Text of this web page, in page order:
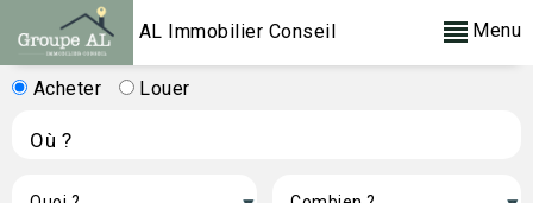
AL Immobilier Conseil Menu
Acheter Louer